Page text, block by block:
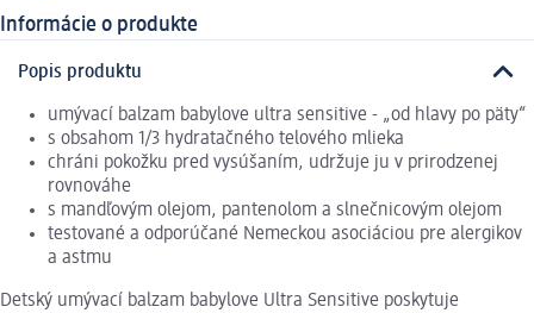
Informácie o produkte
Popis produktu
umývací balzam babylove ultra sensitive - „od hlavy po päty“
s obsahom 1/3 hydratačného telového mlieka
chráni pokožku pred vysúšaním, udržuje ju v prirodzenej
rovnováhe
s mandľovým olejom, pantenolom a slnečnicovým olejom
testované a odporúčané Nemeckou asociáciou pre alergikov
a astmu
Detský umývací balzam babylove Ultra Sensitive poskytuje